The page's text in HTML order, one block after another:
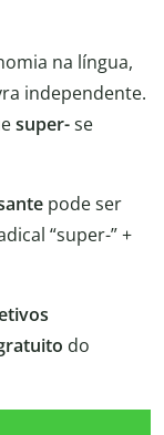
na língua,
independente.
super-se
pode ser
“super-” +
do